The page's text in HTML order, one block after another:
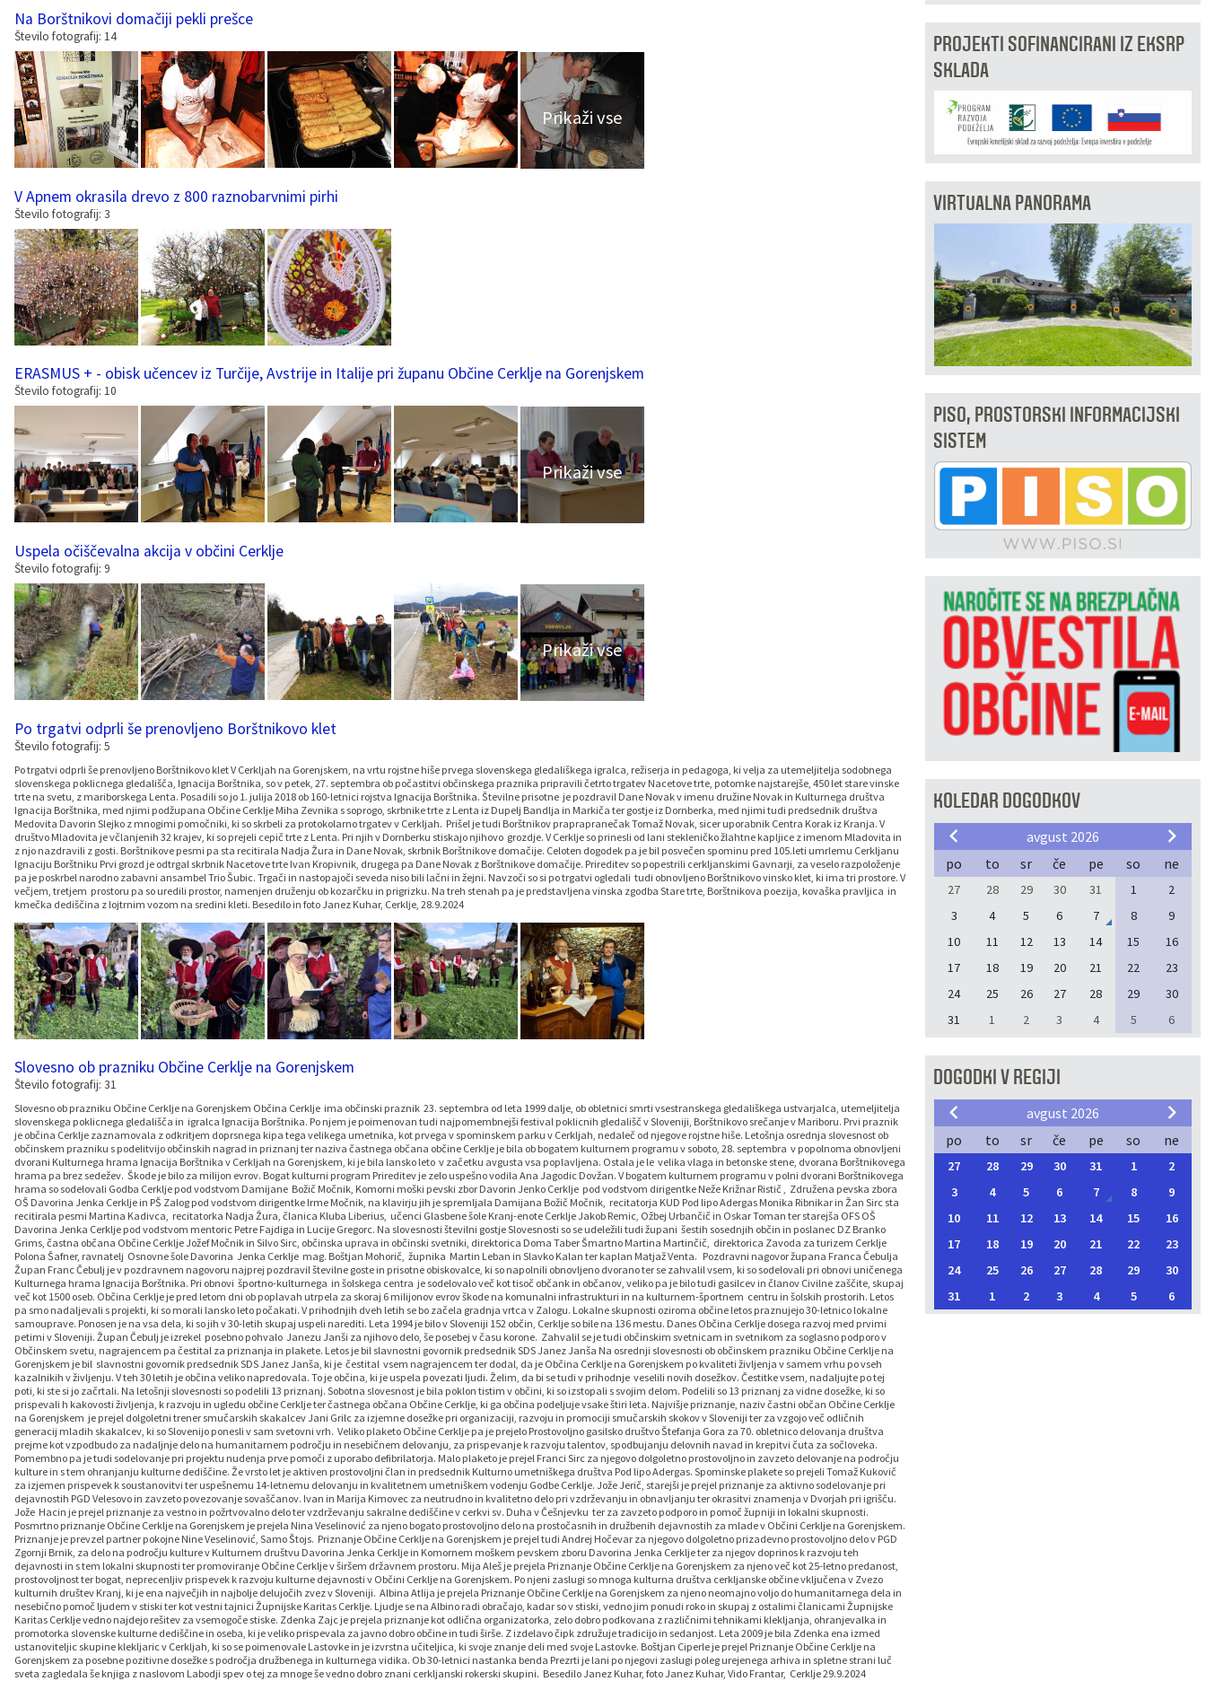
Na Borštnikovi domačiji pekli prešce
Število fotografij: 14
V Apnem okrasila drevo z 800 raznobarvnimi pirhi
Število fotografij: 3
ERASMUS + - obisk učencev iz Turčije, Avstrije in Italije pri županu Občine Cerklje na Gorenjskem
Število fotografij: 10
Uspela očiščevalna akcija v občini Cerklje
Število fotografij: 9
Po trgatvi odprli še prenovljeno Borštnikovo klet
Število fotografij: 5
Po trgatvi odprli še prenovljeno Borštnikovo klet V Cerkljah na Gorenjskem, na vrtu rojstne hiše prvega slovenskega gledališkega igralca, režiserja in pedagoga, ki velja za utemeljitelja sodobnega
slovenskega poklicnega gledališča, Ignacija Borštnika, so v petek, 27. septembra ob počastitvi občinskega praznika pripravili četrto trgatev Nacetove trte, potomke najstarejše, 450 let stare vinske
trte na svetu, z mariborskega Lenta. Posadili so jo 1. julija 2018 ob 160-letnici rojstva Ignacija Borštnika. Številne prisotne je pozdravil Dane Novak v imenu družine Novak in Kulturnega društva
Ignacija Borštnika, med njimi podžupana Občine Cerklje Miha Zevnika s soprogo, skrbnike trte z Lenta iz Dupelj Bandlja in Markiča ter gostje iz Dornberka, med njimi tudi predsednik društva
Medovita Davorin Slejko z mnogimi pomočniki, ki so skrbeli za protokolarno trgatev v Cerkljah. Prišel je tudi Borštnikov praprapranečak Tomaž Novak, sicer uporabnik Centra Korak iz Kranja. V
društvo Mladovita je včlanjenih 32 krajev, ki so prejeli cepič trte z Lenta. Pri njih v Dornberku stiskajo njihovo grozdje. V Cerklje so prinesli od lani stekleničko žlahtne kapljice z imenom Mladovita in
z njo nazdravili z gosti. Borštnikove pesmi pa sta recitirala Nadja Žura in Dane Novak, skrbnik Borštnikove domačije. Celoten dogodek pa je bil posvečen spominu pred 105.leti umrlemu Cerkljanu
Ignaciju Borštniku Prvi grozd je odtrgal skrbnik Nacetove trte Ivan Kropivnik, drugega pa Dane Novak z Borštnikove domačije. Prireditev so popestrili cerkljanskimi Gavnarji, za veselo razpoloženje
pa je poskrbel narodno zabavni ansambel Trio Šubic. Trgači in nastopajoči seveda niso bili lačni in žejni. Navzoči so si po trgatvi ogledali tudi obnovljeno Borštnikovo vinsko klet, ki ima tri prostore. V
večjem, tretjem prostoru pa so uredili prostor, namenjen druženju ob kozarčku in prigrizku. Na treh stenah pa je predstavljena vinska zgodba Stare trte, Borštnikova poezija, kovaška pravljica in
kmečka dediščina z lojtrnim vozom na sredini kleti. Besedilo in foto Janez Kuhar, Cerklje, 28.9.2024
Slovesno ob prazniku Občine Cerklje na Gorenjskem
Število fotografij: 31
Slovesno ob prazniku Občine Cerklje na Gorenjskem Občina Cerklje ima občinski praznik 23. septembra od leta 1999 dalje, ob obletnici smrti vsestranskega gledališkega ustvarjalca, utemeljitelja
slovenskega poklicnega gledališča in igralca Ignacija Borštnika. Po njem je poimenovan tudi najpomembnejši festival poklicnih gledališč v Sloveniji, Borštnikovo srečanje v Mariboru. Prvi praznik
je občina Cerklje zaznamovala z odkritjem doprsnega kipa tega velikega umetnika, kot prvega v spominskem parku v Cerkljah, nedaleč od njegove rojstne hiše. Letošnja osrednja slovesnost ob
občinskem prazniku s podelitvijo občinskih nagrad in priznanj ter naziva častnega občana občine Cerklje je bila ob bogatem kulturnem programu v soboto, 28. septembra v popolnoma obnovljeni
dvorani Kulturnega hrama Ignacija Borštnika v Cerkljah na Gorenjskem, ki je bila lansko leto v začetku avgusta vsa poplavljena. Ostala je le velika vlaga in betonske stene, dvorana Borštnikovega
hrama pa brez sedežev. Škode je bilo za milijon evrov. Bogat kulturni program Prireditev je zelo uspešno vodila Ana Jagodic Dovžan. V bogatem kulturnem programu v polni dvorani Borštnikovega
hrama so sodelovali Godba Cerklje pod vodstvom Damijane Božič Močnik, Komorni moški pevski zbor Davorin Jenko Cerklje pod vodstvom dirigentke Neže Križnar Ristič , Združena pevska zbora
OŠ Davorina Jenka Cerklje in PŠ Zalog pod vodstvom dirigentke Irme Močnik, na klavirju jih je spremljala Damijana Božič Močnik, recitatorja KUD Pod lipo Adergas Monika Ribnikar in Žan Sirc sta
recitirala pesmi Martina Kadivca, recitatorka Nadja Žura, članica Kluba Liberius, učenci Glasbene šole Kranj-enote Cerklje Jakob Remic, Ožbej Urbančič in Oskar Toman ter starejša OFS OŠ
Davorina Jenka Cerklje pod vodstvom mentoric Petre Fajdiga in Lucije Gregorc. Na slovesnosti številni gostje Slovesnosti so se udeležili tudi župani šestih sosednjih občin in poslanec DZ Branko
Grims, častna občana Občine Cerklje Jožef Močnik in Silvo Sirc, občinska uprava in občinski svetniki, direktorica Doma Taber Šmartno Martina Martinčič, direktorica Zavoda za turizem Cerklje
Polona Šafner, ravnatelj Osnovne šole Davorina Jenka Cerklje mag. Boštjan Mohorič, župnika Martin Leban in Slavko Kalan ter kaplan Matjaž Venta. Pozdravni nagovor župana Franca Čebulja
Župan Franc Čebulj je v pozdravnem nagovoru najprej pozdravil številne goste in prisotne obiskovalce, ki so napolnili obnovljeno dvorano ter se zahvalil vsem, ki so sodelovali pri obnovi uničenega
Kulturnega hrama Ignacija Borštnika. Pri obnovi športno-kulturnega in šolskega centra je sodelovalo več kot tisoč občank in občanov, veliko pa je bilo tudi gasilcev in članov Civilne zaščite, skupaj
več kot 1500 oseb. Občina Cerklje je pred letom dni ob poplavah utrpela za skoraj 6 milijonov evrov škode na komunalni infrastrukturi in na kulturnem-športnem centru in šolskih prostorih. Letos
pa smo nadaljevali s projekti, ki so morali lansko leto počakati. V prihodnjih dveh letih se bo začela gradnja vrtca v Zalogu. Lokalne skupnosti oziroma občine letos praznujejo 30-letnico lokalne
samouprave. Ponosen je na vsa dela, ki so jih v 30-letih skupaj uspeli narediti. Leta 1994 je bilo v Sloveniji 152 občin, Cerklje so bile na 136 mestu. Danes Občina Cerklje dosega razvoj med prvimi
petimi v Sloveniji. Župan Čebulj je izrekel posebno pohvalo Janezu Janši za njihovo delo, še posebej v času korone. Zahvalil se je tudi občinskim svetnicam in svetnikom za soglasno podporo v
Občinskem svetu, nagrajencem pa čestital za priznanja in plakete. Letos je bil slavnostni govornik predsednik SDS Janez Janša Na osrednji slovesnosti ob občinskem prazniku Občine Cerklje na
Gorenjskem je bil slavnostni govornik predsednik SDS Janez Janša, ki je čestital vsem nagrajencem ter dodal, da je Občina Cerklje na Gorenjskem po kvaliteti življenja v samem vrhu po vseh
kazalnikih v življenju. V teh 30 letih je občina veliko napredovala. To je občina, ki je uspela povezati ljudi. Želim, da bi se tudi v prihodnje veselili novih dosežkov. Čestitke vsem, nadaljujte po tej
poti, ki ste si jo začrtali. Na letošnji slovesnosti so podelili 13 priznanj. Sobotna slovesnost je bila poklon tistim v občini, ki so izstopali s svojim delom. Podelili so 13 priznanj za vidne dosežke, ki so
prispevali h kakovosti življenja, k razvoju in ugledu občine Cerklje ter častnega občana Občine Cerklje, ki ga občina podeljuje vsake štiri leta. Najvišje priznanje, naziv častni občan Občine Cerklje
na Gorenjskem je prejel dolgoletni trener smučarskih skakalcev Jani Grilc za izjemne dosežke pri organizaciji, razvoju in promociji smučarskih skokov v Sloveniji ter za vzgojo več odličnih
generacij mladih skakalcev, ki so Slovenijo ponesli v sam svetovni vrh. Veliko plaketo Občine Cerklje pa je prejelo Prostovoljno gasilsko društvo Štefanja Gora za 70. obletnico delovanja društva
prejme kot vzpodbudo za nadaljnje delo na humanitarnem področju in nesebičnem delovanju, za prispevanje k razvoju talentov, spodbujanju delovnih navad in krepitvi čuta za sočloveka.
Pomembno pa je tudi sodelovanje pri projektu nudenja prve pomoči z uporabo defibrilatorja. Malo plaketo je prejel Franci Sirc za njegovo dolgoletno prostovoljno in zavzeto delovanje na področju
kulture in s tem ohranjanju kulturne dediščine. Že vrsto let je aktiven prostovoljni član in predsednik Kulturno umetniškega društva Pod lipo Adergas. Spominske plakete so prejeli Tomaž Kukovič
za izjemen prispevek k soustanovitvi ter uspešnemu 14-letnemu delovanju in kvalitetnem umetniškem vodenju Godbe Cerklje. Jože Jerič, starejši je prejel priznanje za aktivno sodelovanje pri
dejavnostih PGD Velesovo in zavzeto povezovanje sovaščanov. Ivan in Marija Kimovec za neutrudno in kvalitetno delo pri vzdrževanju in obnavljanju ter okrasitvi znamenja v Dvorjah pri igrišču.
Jože Hacin je prejel priznanje za vestno in požrtvovalno delo ter vzdrževanju sakralne dediščine v cerkvi sv. Duha v Češnjevku ter za zavzeto podporo in pomoč župniji in lokalni skupnosti.
Posmrtno priznanje Občine Cerklje na Gorenjskem je prejela Nina Veselinović za njeno bogato prostovoljno delo na prostočasnih in družbenih dejavnostih za mlade v Občini Cerklje na Gorenjskem.
Priznanje je prevzel partner pokojne Nine Veselinović, Samo Štojs. Priznanje Občine Cerklje na Gorenjskem je prejel tudi Andrej Hočevar za njegovo dolgoletno prizadevno prostovoljno delo v PGD
Zgornji Brnik, za delo na področju kulture v Kulturnem društvu Davorina Jenka Cerklje in Komornem moškem pevskem zboru Davorina Jenka Cerklje ter za njegov doprinos k razvoju teh
dejavnosti in s tem lokalni skupnosti ter promoviranje Občine Cerklje v širšem državnem prostoru. Mija Aleš je prejela Priznanje Občine Cerklje na Gorenjskem za njeno več kot 25-letno predanost,
prostovoljnost ter bogat, neprecenljiv prispevek k razvoju kulturne dejavnosti v Občini Cerklje na Gorenjskem. Po njeni zaslugi so mnoga kulturna društva cerkljanske občine vključena v Zvezo
kulturnih društev Kranj, ki je ena največjih in najbolje delujočih zvez v Sloveniji. Albina Atlija je prejela Priznanje Občine Cerklje na Gorenjskem za njeno neomajno voljo do humanitarnega dela in
nesebično pomoč ljudem v stiski ter kot vestni tajnici Župnijske Karitas Cerklje. Ljudje se na Albino radi obračajo, kadar so v stiski, vedno jim ponudi roko in skupaj z ostalimi članicami Župnijske
Karitas Cerklje vedno najdejo rešitev za vsemogoče stiske. Zdenka Zajc je prejela priznanje kot odlična organizatorka, zelo dobro podkovana z različnimi tehnikami klekljanja, ohranjevalka in
promotorka slovenske kulturne dediščine in oseba, ki je veliko prispevala za javno dobro občine in tudi širše. Z izdelavo čipk združuje tradicijo in sedanjost. Leta 2009 je bila Zdenka ena izmed
ustanoviteljic skupine klekljaric v Cerkljah, ki so se poimenovale Lastovke in je izvrstna učiteljica, ki svoje znanje deli med svoje Lastovke. Boštjan Ciperle je prejel Priznanje Občine Cerklje na
Gorenjskem za posebne pozitivne dosežke s področja družbenega in kulturnega vidika. Ob 30-letnici nastanka benda Prezrti je lani po njegovi zaslugi poleg urejenega arhiva in spletne strani luč
sveta zagledala še knjiga z naslovom Labodji spev o tej za mnoge še vedno dobro znani cerkljanski rokerski skupini. Besedilo Janez Kuhar, foto Janez Kuhar, Vido Frantar, Cerklje 29.9.2024
PROJEKTI SOFINANCIRANI IZ EKSRP
SKLADA
VIRTUALNA PANORAMA
PISO, PROSTORSKI INFORMACIJSKI
SISTEM
KOLEDAR DOGODKOV
avgust 2026
po
to sr če pe so ne
27 28 29 30 31 1
2
3
4 5 6 7 8
9
10
11 12 13 14 15
16
17
18 19 20 21 22
23
24
25 26 27 28 29
30
31
1 2 3 4 5 6
DOGODKI V REGIJI
avgust 2026
po
to sr če pe so ne
27 28 29 30 31 1
2
3
4 5 6 7 8
9
10
11 12 13 14 15
16
17
18 19 20 21 22
23
24
25 26 27 28 29
30
31
1 2 3 4 5 6
Vaške skupnosti
Častno razsodišče
Medobčinski inšpektorat
Gasilstvo, zaščita in reševanje
Načrt ravnanja s stvarnim premoženjem
Galerija slik
MojaObčina.si
Dokumenti v javni obravnavi